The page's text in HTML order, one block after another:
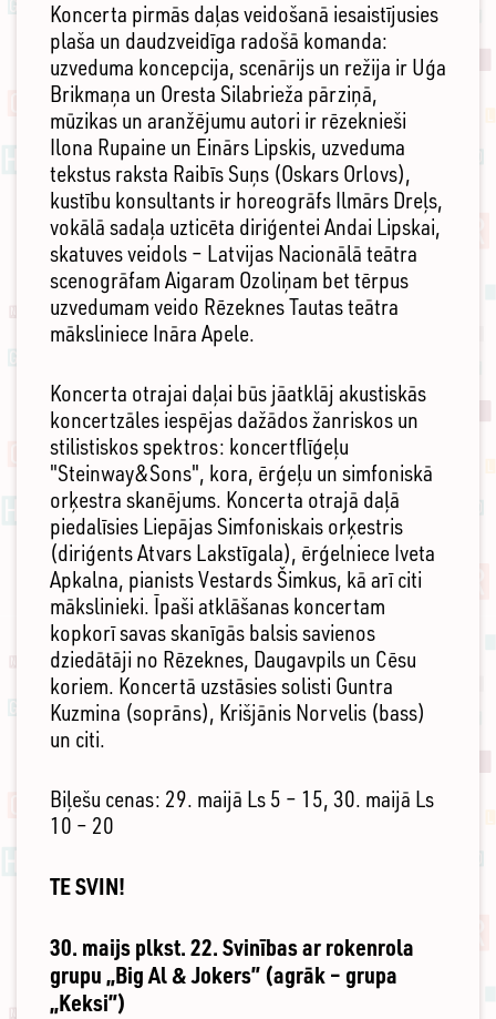
Koncerta pirmās daļas veidošanā iesaistījusies
plaša un daudzveidīga radošā komanda:
uzveduma koncepcija, scenārijs un režija ir Uģa
Brikmaņa un Oresta Silabrieža pārziņā,
mūzikas un aranžējumu autori ir rēzeknieši
Ilona Rupaine un Einārs Lipskis, uzveduma
tekstus raksta Raibīs Suņs (Oskars Orlovs),
kustību konsultants ir horeogrāfs Ilmārs Dreļs,
vokālā sadaļa uzticēta diriģentei Andai Lipskai,
skatuves veidols – Latvijas Nacionālā teātra
scenogrāfam Aigaram Ozoliņam bet tērpus
uzvedumam veido Rēzeknes Tautas teātra
māksliniece Ināra Apele.
Koncerta otrajai daļai būs jāatklāj akustiskās
koncertzāles iespējas dažādos žanriskos un
stilistiskos spektros: koncertflīģeļu
"Steinway&Sons", kora, ērģeļu un simfoniskā
orķestra skanējums. Koncerta otrajā daļā
piedalīsies Liepājas Simfoniskais orķestris
(diriģents Atvars Lakstīgala), ērģelniece Iveta
Apkalna, pianists Vestards Šimkus, kā arī citi
mākslinieki. Īpaši atklāšanas koncertam
kopkorī savas skanīgās balsis savienos
dziedātāji no Rēzeknes, Daugavpils un Cēsu
koriem. Koncertā uzstāsies solisti Guntra
Kuzmina (soprāns), Krišjānis Norvelis (bass)
un citi.
Biļešu cenas: 29. maijā Ls 5 – 15, 30. maijā Ls
10 – 20
TE SVIN!
30. maijs plkst. 22. Svinības ar rokenrola
grupu „Big Al & Jokers” (agrāk – grupa
„Keksi”)